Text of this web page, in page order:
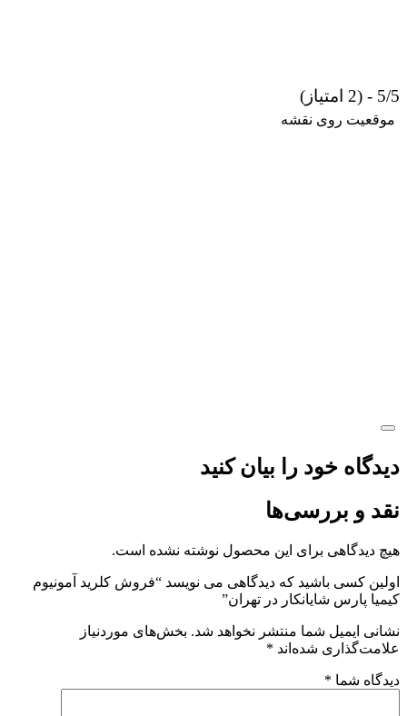
نقشه
را بیان کنید
برای این محصول نوشته نشده است.
که دیدگاهی می نویسد “فروش کلرید آمونیوم
در تهران”
شما منتشر نخواهد شد. بخش‌های موردنیاز
شده‌اند*
*